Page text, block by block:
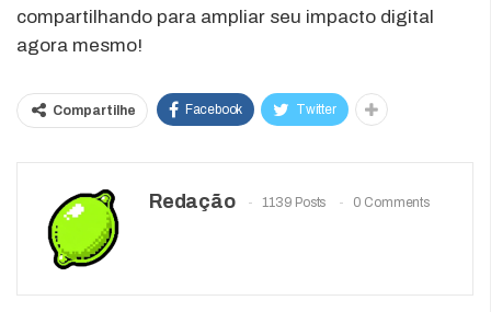
compartilhando para ampliar seu impacto digital
agora mesmo!
Compartilhe Facebook Twitter
Redação 1139 Posts 0 Comments